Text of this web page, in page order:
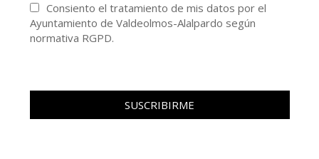
Consiento el tratamiento de mis datos por el
Ayuntamiento de Valdeolmos-Alalpardo según
normativa RGPD.